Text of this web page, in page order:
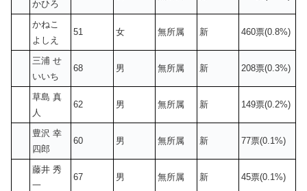
かひろ
かねこ
よしえ
51 女 無所属 新 460票(0.8%)
三浦 せ
いいち
68 男 無所属 新 208票(0.3%)
草島 真
人
62 男 無所属 新 149票(0.2%)
豊沢 幸
四郎
60 男 無所属 新 77票(0.1%)
藤井 秀
一
67 男 無所属 新 45票(0.1%)